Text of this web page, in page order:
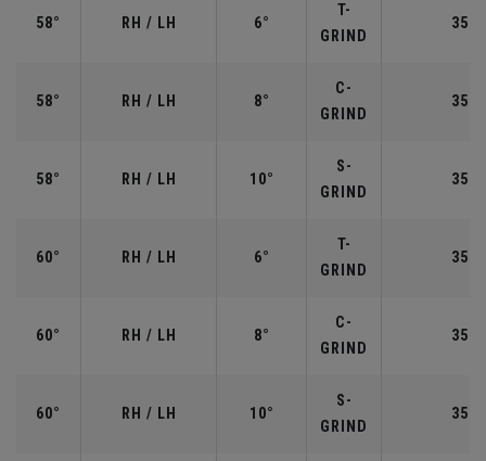
58° RH / LH 6°
T-
GRIND
58° RH / LH 8°
C-
GRIND
58° RH / LH 10°
S-
GRIND
60° RH / LH 6°
T-
GRIND
60° RH / LH 8°
C-
GRIND
60° RH / LH 10°
S-
GRIND